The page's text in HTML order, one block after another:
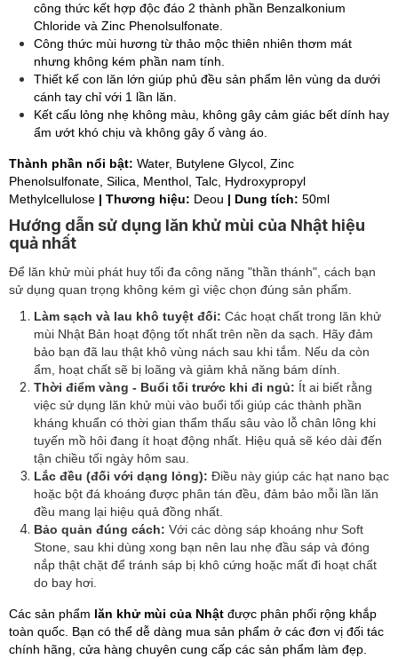
công thức kết hợp độc đáo 2 thành phần Benzalkonium
Chloride và Zinc Phenolsulfonate.
Công thức mùi hương từ thảo mộc thiên nhiên thơm mát
nhưng không kém phần nam tính.
Thiết kế con lăn lớn giúp phủ đều sản phẩm lên vùng da dưới
cánh tay chỉ với 1 lần lăn.
Kết cấu lỏng nhẹ không màu, không gây cảm giác bết dính hay
ẩm ướt khó chịu và không gây ố vàng áo.
Thành phần nổi bật: Water, Butylene Glycol, Zinc
Phenolsulfonate, Silica, Menthol, Talc, Hydroxypropyl
Methylcellulose | Thương hiệu: Deou | Dung tích: 50ml
Hướng dẫn sử dụng lăn khử mùi của Nhật hiệu
quả nhất
Để lăn khử mùi phát huy tối đa công năng "thần thánh", cách bạn
sử dụng quan trọng không kém gì việc chọn đúng sản phẩm.
Làm sạch và lau khô tuyệt đối: Các hoạt chất trong lăn khử
mùi Nhật Bản hoạt động tốt nhất trên nền da sạch. Hãy đảm
bảo bạn đã lau thật khô vùng nách sau khi tắm. Nếu da còn
ẩm, hoạt chất sẽ bị loãng và giảm khả năng bám dính.
Thời điểm vàng - Buổi tối trước khi đi ngủ: Ít ai biết rằng
việc sử dụng lăn khử mùi vào buổi tối giúp các thành phần
kháng khuẩn có thời gian thẩm thấu sâu vào lỗ chân lông khi
tuyến mồ hôi đang ít hoạt động nhất. Hiệu quả sẽ kéo dài đến
tận chiều tối ngày hôm sau.
Lắc đều (đối với dạng lỏng): Điều này giúp các hạt nano bạc
hoặc bột đá khoáng được phân tán đều, đảm bảo mỗi lần lăn
đều mang lại hiệu quả đồng nhất.
Bảo quản đúng cách: Với các dòng sáp khoáng như Soft
Stone, sau khi dùng xong bạn nên lau nhẹ đầu sáp và đóng
nắp thật chặt để tránh sáp bị khô cứng hoặc mất đi hoạt chất
do bay hơi.
Các sản phẩm lăn khử mùi của Nhật được phân phối rộng khắp
toàn quốc. Bạn có thể dễ dàng mua sản phẩm ở các đơn vị đối tác
chính hãng, cửa hàng chuyên cung cấp các sản phẩm làm đẹp.